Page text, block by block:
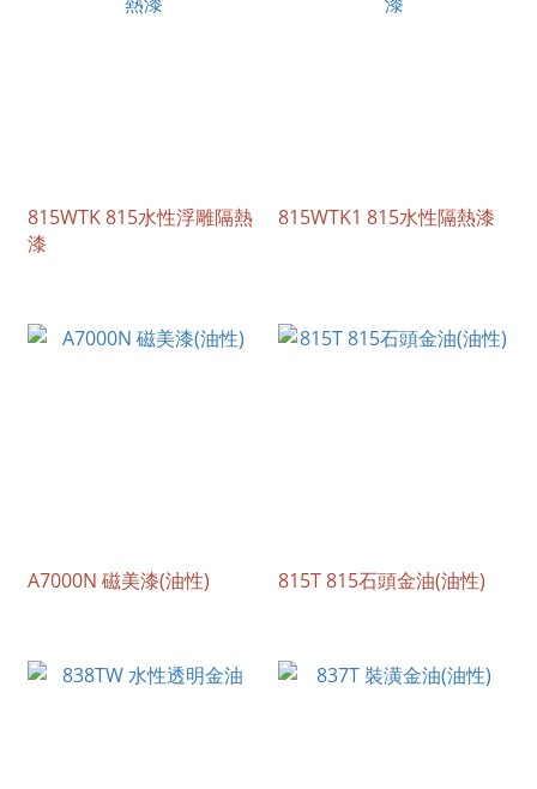
815WTK 815水性浮雕隔熱
漆
815WTK1 815水性隔熱漆
A7000N 磁美漆(油性) 815T 815石頭金油(油性)